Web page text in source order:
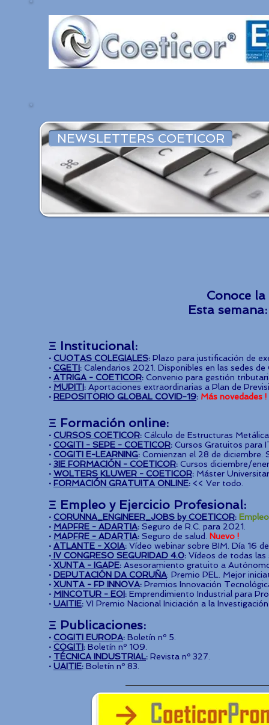
NEWSLETTERS COETICOR
Conoce
Esta
Ξ Institucional:
· CUOTAS COLEGIALES: Plazo para justificación de
· CGETI: Calendarios 2021. Disponibles en las sedes de
· ATRIGA - COETICOR: Convenio para gestión
· MUPITI: Aportaciones extraordinarias a Plan de
· REPOSITORIO GLOBAL COVID-19: Más novedades !
Ξ Formación online:
· CURSOS COETICOR: Cálculo de Estructuras
· COGITI - SEPE - COETICOR: Cursos Gratuitos para
· COGITI E-LEARNING: Comienzan el 28 de diciembre.
· 3IE FORMACIÓN - COETICOR: Cursos diciembre/
· WOLTERS KLUWER - COETICOR: Máster
· FORMACIÓN GRATUITA ONLINE: << Ver todo.
Ξ Empleo y Ejercicio Profesional:
· CORUNNA_ENGINEER_JOBS by COETICOR:
· MAPFRE - ADARTIA: Seguro de R.C. para 2021.
· MAPFRE - ADARTIA: Seguro de salud. Nuevo !
· ATLANTE - XOIA: Vídeo webinar sobre BIM. Día 16
· IV CONGRESO SEGURIDAD 4.0: Vídeos de todas
· XUNTA - IGAPE: Asesoramiento gratuito a
· DEPUTACIÓN DA CORUÑA: Premio PEL. Mejor
· XUNTA - FP INNOVA: Premios Innovación
· MINCOTUR - EOI: Emprendimiento Industrial para
· UAITIE: VI Premio Nacional Iniciación a la
Ξ Publicaciones:
· COGITI EUROPA: Boletín nº 5.
· COGITI: Boletín nº 109.
· TÉCNICA INDUSTRIAL: Revista nº 327.
· UAITIE: Boletín nº 83.